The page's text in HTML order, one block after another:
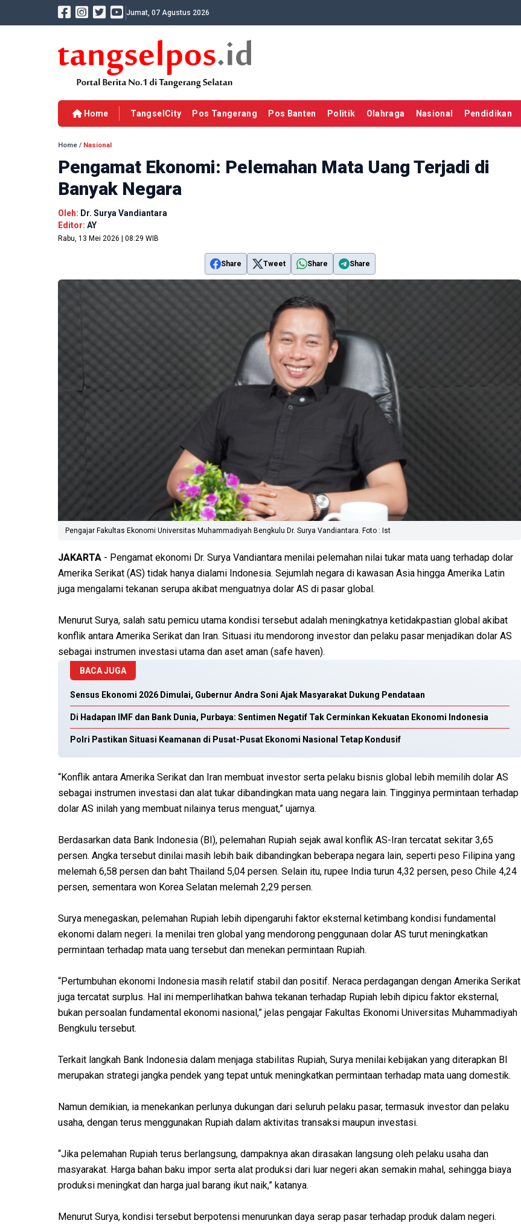
Jumat, 07 Agustus 2026
Home TangselCity Pos Tangerang Pos Banten Politik Olahraga Nasional Pendidikan
Home / Nasional
Pengamat Ekonomi: Pelemahan Mata Uang Terjadi di
Banyak Negara
Oleh: Dr. Surya Vandiantara
Editor: AY
Rabu, 13 Mei 2026 | 08:29 WIB
Share Tweet Share Share
Pengajar Fakultas Ekonomi Universitas Muhammadiyah Bengkulu Dr. Surya Vandiantara. Foto : Ist
JAKARTA - Pengamat ekonomi Dr. Surya Vandiantara menilai pelemahan nilai tukar mata uang terhadap dolar
Amerika Serikat (AS) tidak hanya dialami Indonesia. Sejumlah negara di kawasan Asia hingga Amerika Latin
juga mengalami tekanan serupa akibat menguatnya dolar AS di pasar global.
Menurut Surya, salah satu pemicu utama kondisi tersebut adalah meningkatnya ketidakpastian global akibat
konflik antara Amerika Serikat dan Iran. Situasi itu mendorong investor dan pelaku pasar menjadikan dolar AS
sebagai instrumen investasi utama dan aset aman (safe haven).
BACA JUGA
Sensus Ekonomi 2026 Dimulai, Gubernur Andra Soni Ajak Masyarakat Dukung Pendataan
Di Hadapan IMF dan Bank Dunia, Purbaya: Sentimen Negatif Tak Cerminkan Kekuatan Ekonomi Indonesia
Polri Pastikan Situasi Keamanan di Pusat-Pusat Ekonomi Nasional Tetap Kondusif
“Konflik antara Amerika Serikat dan Iran membuat investor serta pelaku bisnis global lebih memilih dolar AS
sebagai instrumen investasi dan alat tukar dibandingkan mata uang negara lain. Tingginya permintaan terhadap
dolar AS inilah yang membuat nilainya terus menguat,” ujarnya.
Berdasarkan data Bank Indonesia (BI), pelemahan Rupiah sejak awal konflik AS-Iran tercatat sekitar 3,65
persen. Angka tersebut dinilai masih lebih baik dibandingkan beberapa negara lain, seperti peso Filipina yang
melemah 6,58 persen dan baht Thailand 5,04 persen. Selain itu, rupee India turun 4,32 persen, peso Chile 4,24
persen, sementara won Korea Selatan melemah 2,29 persen.
Surya menegaskan, pelemahan Rupiah lebih dipengaruhi faktor eksternal ketimbang kondisi fundamental
ekonomi dalam negeri. Ia menilai tren global yang mendorong penggunaan dolar AS turut meningkatkan
permintaan terhadap mata uang tersebut dan menekan permintaan Rupiah.
“Pertumbuhan ekonomi Indonesia masih relatif stabil dan positif. Neraca perdagangan dengan Amerika Serikat
juga tercatat surplus. Hal ini memperlihatkan bahwa tekanan terhadap Rupiah lebih dipicu faktor eksternal,
bukan persoalan fundamental ekonomi nasional,” jelas pengajar Fakultas Ekonomi Universitas Muhammadiyah
Bengkulu tersebut.
Terkait langkah Bank Indonesia dalam menjaga stabilitas Rupiah, Surya menilai kebijakan yang diterapkan BI
merupakan strategi jangka pendek yang tepat untuk meningkatkan permintaan terhadap mata uang domestik.
Namun demikian, ia menekankan perlunya dukungan dari seluruh pelaku pasar, termasuk investor dan pelaku
usaha, dengan terus menggunakan Rupiah dalam aktivitas transaksi maupun investasi.
“Jika pelemahan Rupiah terus berlangsung, dampaknya akan dirasakan langsung oleh pelaku usaha dan
masyarakat. Harga bahan baku impor serta alat produksi dari luar negeri akan semakin mahal, sehingga biaya
produksi meningkat dan harga jual barang ikut naik,” katanya.
Menurut Surya, kondisi tersebut berpotensi menurunkan daya serap pasar terhadap produk dalam negeri.